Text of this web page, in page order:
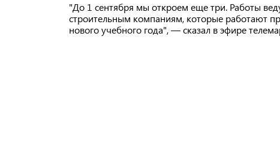
"До 1 сентября мы откроем еще три. Работы
строительным компаниям, которые работают
нового учебного года", — сказал в эфире